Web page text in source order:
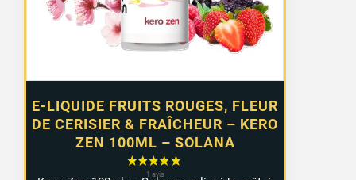
E-LIQUIDE FRUITS ROUGES, FLEUR
DE CERISIER & FRAÎCHEUR – KERO
ZEN 100ML – SOLANA